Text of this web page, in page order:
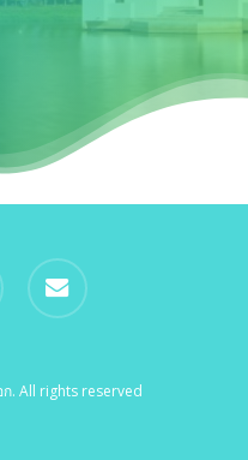
email
. All rights reserved